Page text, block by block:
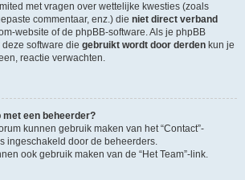
met vragen over wettelijke kwesties (zoals
commentaar, enz.) die niet direct verband
website of de phpBB-software. Als je phpBB
software die gebruikt wordt door derden kun je
reactie verwachten.
met een beheerder?
kunnen gebruik maken van het “Contact”-
ingeschakeld door de beheerders.
ook gebruik maken van de “Het Team”-link.